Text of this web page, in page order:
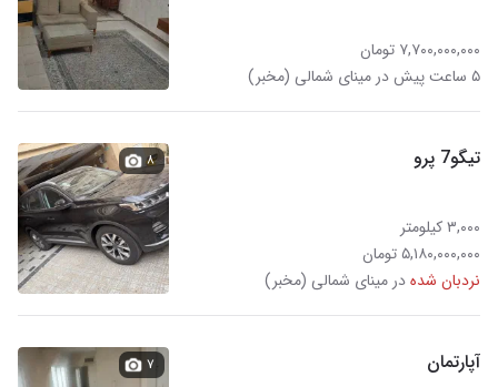
۷,۷۰۰,۰۰۰,۰۰۰ تومان
۵ ساعت پیش در مینای شمالی (مخبر)
تیگو‌7 پرو
۳,۰۰۰ کیلومتر
۵,۱۸۰,۰۰۰,۰۰۰ تومان
نردبان شدهدر مینای شمالی (مخبر)
۸
آپارتمان ۷